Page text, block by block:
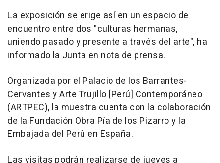
La exposición se erige así en un espacio de
encuentro entre dos "culturas hermanas,
uniendo pasado y presente a través del arte", ha
informado la Junta en nota de prensa.
Organizada por el Palacio de los Barrantes-
Cervantes y Arte Trujillo [Perú] Contemporáneo
(ARTPEC), la muestra cuenta con la colaboración
de la Fundación Obra Pía de los Pizarro y la
Embajada del Perú en España.
Las visitas podrán realizarse de jueves a